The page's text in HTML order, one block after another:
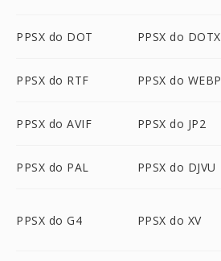
PPSX do DOT PPSX do DOTX
PPSX do RTF PPSX do WEBP
PPSX do AVIF PPSX do JP2
PPSX do PAL PPSX do DJVU
PPSX do G4 PPSX do XV